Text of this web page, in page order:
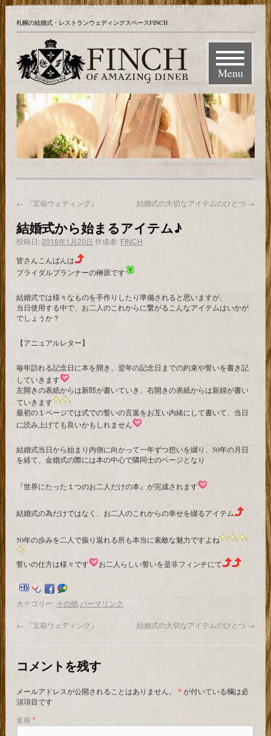
札幌の結婚式・レストランウェディングスペースFINCH
Menu
← 『宝箱ウェディング』 結婚式の大切なアイテムのひとつ →
結婚式から始まるアイテム♪
投稿日:2016年1月20日 作成者: FINCH
皆さんこんばんは
ブライダルプランナーの榊原です
結婚式では様々なものを手作りしたり準備されると思いますが、
当日使用する中で、お二人のこれからに繋がるこんなアイテムはいかが
でしょうか？
【アニュアルレター】
毎年訪れる記念日に本を開き、翌年の記念日までの約束や誓いを書き記
していきます
左開きの表紙からは新郎が書いていき、右開きの表紙からは新婦が書い
ていきます
最初の１ページでは式での誓いの言葉をお互い内緒にして書いて、当日
に読み上げても良いかもしれません
結婚式当日から始まり内側に向かって一年ずつ想いを綴り、50年の月日
を経て、金婚式の際には本の中心で隣同士のページとなり
『世界にたった１つのお二人だけの本』が完成されます
結婚式の為だけではなく、お二人のこれからの幸せを綴るアイテム
50年の歩みを二人で振り返れる所も本当に素敵な魅力ですよね
誓いの仕方は様々です お二人らしい誓いを是非フィンチにて
カテゴリー: その他 パーマリンク
← 『宝箱ウェディング』 結婚式の大切なアイテムのひとつ →
コメントを残す
メールアドレスが公開されることはありません。 *が付いている欄は必
須項目です
名前*